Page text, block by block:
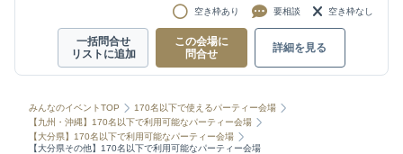
空き枠あり 要相談 空き枠なし
一括問合せ
リストに追加
この会場に
問合せ
詳細を見る
みんなのイベントTOP
170名以下で使えるパーティー会場
【九州・沖縄】170名以下で利用可能なパーティー会場
【大分県】170名以下で利用可能なパーティー会場
【大分県その他】170名以下で利用可能なパーティー会場